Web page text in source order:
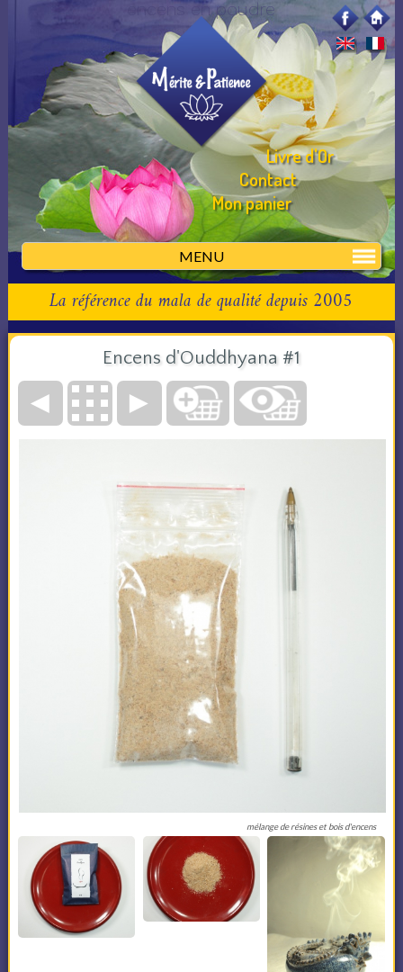
encens en poudre
MENU
Livre d'Or
Contact
Mon panier
La référence du mala de qualité depuis 2005
Encens d'Ouddhyana #1
◄ ►
mélange de résines et bois d'encens